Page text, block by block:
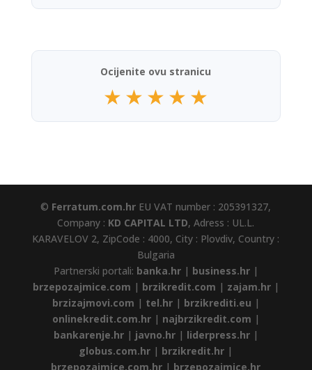
Ocijenite ovu stranicu
★★★★★
© Ferratum.com.hr EU VAT number : 205391327,
Company : KD CAPITAL LTD, Adress : UL.L.
KARAVELOV 2, ZipCode : 4000, City : Plovdiv, Country :
Bulgaria
Partnerski portali: banka.hr| business.hr|
brzepozajmice.com | brzikredit.com | zajam.hr|
brzizajmovi.com | tel.hr| brzikrediti.eu |
onlinekredit.com.hr| najbrzikredit.com |
bankarenje.hr| javno.hr| liderpress.hr|
globus.com.hr | brzikredit.hr |
brzepozajmice.com.hr | brzepozajmice.hr